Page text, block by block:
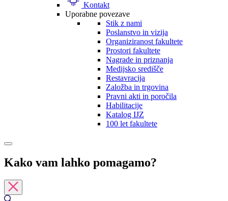
Kontakt
Uporabne povezave
Stik z nami
Poslanstvo in vizija
Organiziranost fakultete
Prostori fakultete
Nagrade in priznanja
Medijsko središče
Restavracija
Založba in trgovina
Pravni akti in poročila
Habilitacije
Katalog IJZ
100 let fakultete
Kako vam lahko pomagamo?